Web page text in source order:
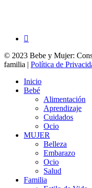
facebook
© 2023 Bebe y Mujer:
familia | Política de
Close
Menu
Inicio
Bebé
Alimentación
Aprendizaje
Cuidados
Ocio
MUJER
Belleza
Embarazo
Ocio
Salud
Familia